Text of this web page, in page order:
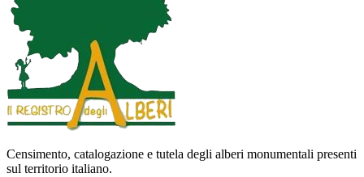
Censimento, catalogazione e tutela degli alberi monumentali presenti
sul territorio italiano.